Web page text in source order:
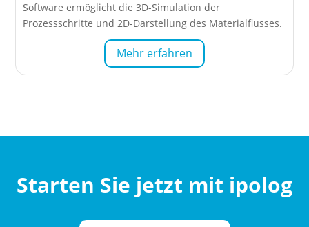
Software ermöglicht die 3D-Simulation der
Prozessschritte und 2D-Darstellung des Materialflusses.
Mehr erfahren
Starten Sie jetzt mit ipolog